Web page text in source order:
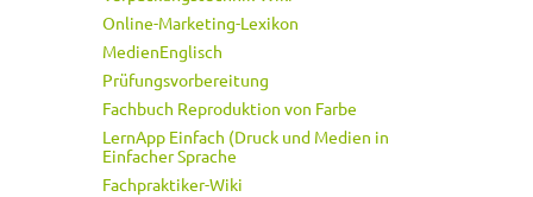
Online-Marketing-Lexikon
MedienEnglisch
Prüfungsvorbereitung
Fachbuch Reproduktion von Farbe
LernApp Einfach (Druck und Medien in
Einfacher Sprache
Fachpraktiker-Wiki